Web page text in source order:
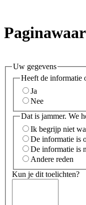
Uw gegevens
Heeft de informatie
Ja
Nee
Dat is jammer. We
Ik begrijp niet
De informatie is
De informatie is
Andere reden
Kun je dit toelichten?